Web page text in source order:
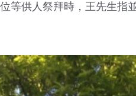
等供人祭拜時，王先生